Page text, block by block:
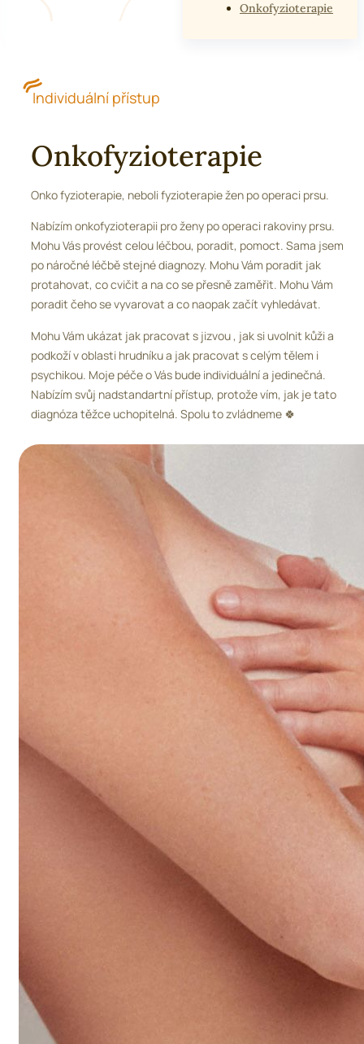
Onkofyzioterapie
Individuální přístup
Onkofyzioterapie
Onko fyzioterapie, neboli fyzioterapie žen po operaci prsu.
Nabízím onkofyzioterapii pro ženy po operaci rakoviny prsu.
Mohu Vás provést celou léčbou, poradit, pomoct. Sama jsem
po náročné léčbě stejné diagnozy. Mohu Vám poradit jak
protahovat, co cvičit a na co se přesně zaměřit. Mohu Vám
poradit čeho se vyvarovat a co naopak začít vyhledávat.
Mohu Vám ukázat jak pracovat s jizvou , jak si uvolnit kůži a
podkoží v oblasti hrudníku a jak pracovat s celým tělem i
psychikou. Moje péče o Vás bude individuální a jedinečná.
Nabízím svůj nadstandartní přístup, protože vím, jak je tato
diagnóza těžce uchopitelná. Spolu to zvládneme 🍀